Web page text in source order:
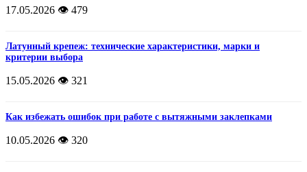
17.05.2026 👁️ 479
Латунный крепеж: технические характеристики, марки и
критерии выбора
15.05.2026 👁️ 321
Как избежать ошибок при работе с вытяжными заклепками
10.05.2026 👁️ 320